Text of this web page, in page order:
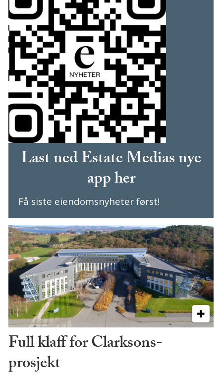
Last ned Estate Medias nye
app her
Få siste eiendomsnyheter først!
Full klaff for Clarksons-
prosjekt